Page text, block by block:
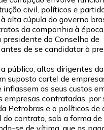
civil, políticos e
alta cúpula do governo
da companhia à
do Conselho de
de se candidatar à
público, altos dirigentes
suposto cartel de
os seus custos
contratadas, por
Petrobras e a políticos de
contrato, sob a forma de